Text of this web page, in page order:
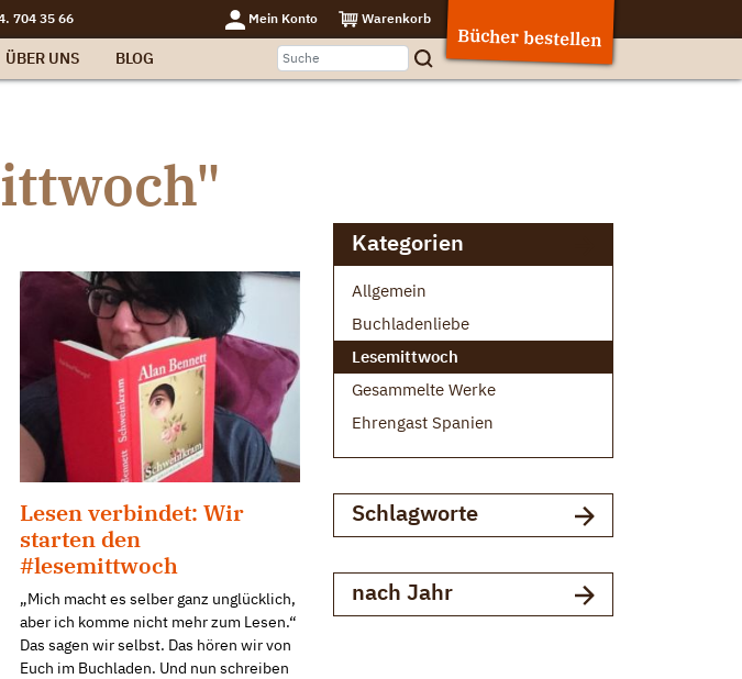
704 35 66 Mein Konto Warenkorb
Bücher bestellen
ÜBER UNS BLOG
Lesen verbindet: Wir
starten den
#lesemittwoch
„Mich macht es selber ganz unglücklich,
aber ich komme nicht mehr zum Lesen.“
Das sagen wir selbst. Das hören wir von
Euch im Buchladen. Und nun schreiben
Kategorien
Allgemein
Buchladenliebe
Lesemittwoch
Gesammelte Werke
Ehrengast Spanien
Schlagworte
nach Jahr